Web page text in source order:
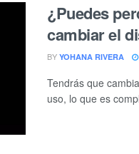
¿Puedes
cambiar el
BY YOHANA RIVERA
Tendrás que
uso, lo que es